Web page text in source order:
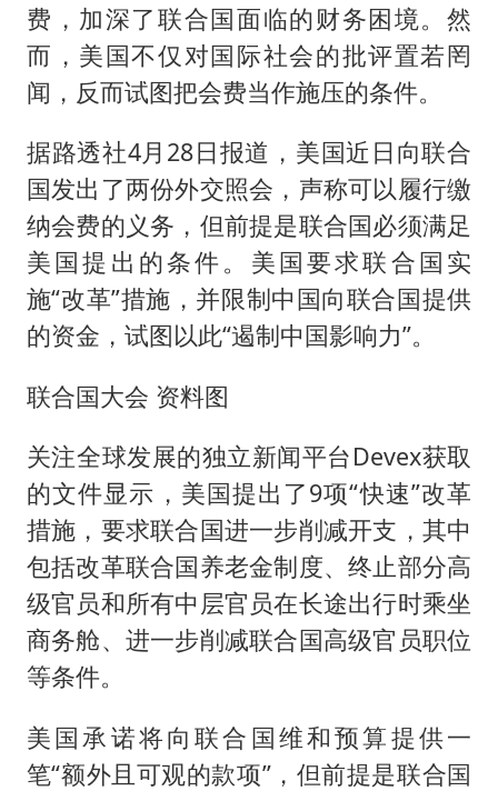
费，加深了联合国面临的财务困境。然
而，美国不仅对国际社会的批评置若罔
闻，反而试图把会费当作施压的条件。
据路透社4月28日报道，美国近日向联合
国发出了两份外交照会，声称可以履行缴
纳会费的义务，但前提是联合国必须满足
美国提出的条件。美国要求联合国实
施“改革”措施，并限制中国向联合国提供
的资金，试图以此“遏制中国影响力”。
联合国大会 资料图
关注全球发展的独立新闻平台Devex获取
的文件显示，美国提出了9项“快速”改革
措施，要求联合国进一步削减开支，其中
包括改革联合国养老金制度、终止部分高
级官员和所有中层官员在长途出行时乘坐
商务舱、进一步削减联合国高级官员职位
等条件。
美国承诺将向联合国维和预算提供一
笔“额外且可观的款项”，但前提是联合国